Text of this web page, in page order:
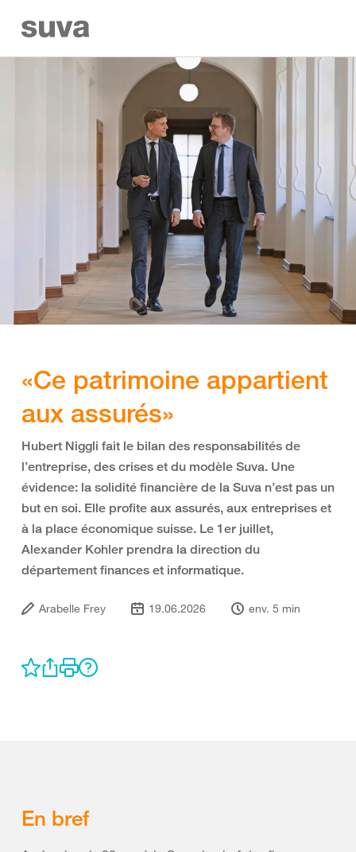
«Ce patrimoine appartient
aux assurés»
Hubert Niggli fait le bilan des responsabilités de
l’entreprise, des crises et du modèle Suva. Une
évidence: la solidité financière de la Suva n’est pas un
but en soi. Elle profite aux assurés, aux entreprises et
à la place économique suisse. Le 1er juillet,
Alexander Kohler prendra la direction du
département finances et informatique.
Arabelle Frey 19.06.2026 env. 5 min
En bref